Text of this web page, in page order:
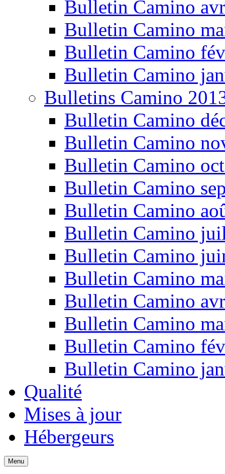
Bulletin Camino
Bulletin Camino
Bulletin Camino
Bulletin Camino
Bulletins Camino
Bulletin Camino
Bulletin Camino
Bulletin Camino
Bulletin Camino
Bulletin Camino
Bulletin Camino
Bulletin Camino
Bulletin Camino
Bulletin Camino
Bulletin Camino
Bulletin Camino
Bulletin Camino
Qualité
Mises à jour
Hébergeurs
Menu